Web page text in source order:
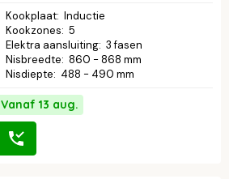
Kookplaat: Inductie
Kookzones: 5
Elektra aansluiting: 3 fasen
Nisbreedte: 860 - 868 mm
Nisdiepte: 488 - 490 mm
Vanaf 13 aug.